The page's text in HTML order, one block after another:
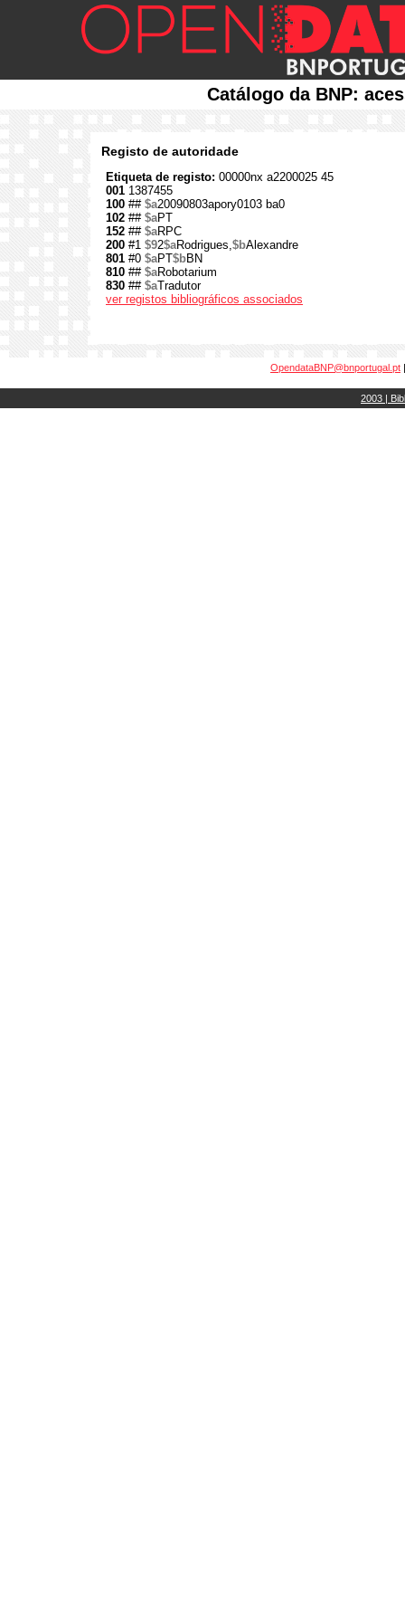
Catálogo da BNP:
Registo de autoridade
Etiqueta de registo: 00000nx a2200025 45
001 1387455
100 ## $a20090803apory0103 ba0
102 ## $aPT
152 ## $aRPC
200 #1 $92$aRodrigues,$bAlexandre
801 #0 $aPT$bBN
810 ## $aRobotarium
830 ## $aTradutor
ver registos bibliográficos associados
OpendataBNP@bnportugal.pt
2003 |